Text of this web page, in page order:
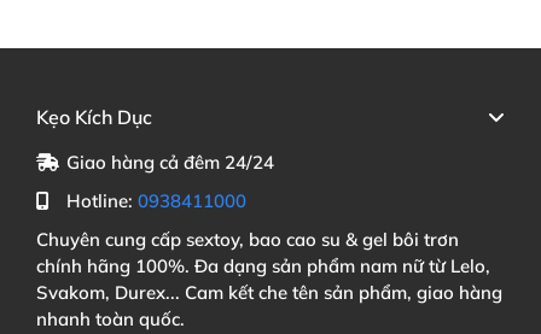
Kẹo Kích Dục
Giao hàng cả đêm 24/24
Hotline: 0938411000
Chuyên cung cấp sextoy, bao cao su & gel bôi trơn
chính hãng 100%. Đa dạng sản phẩm nam nữ từ Lelo,
Svakom, Durex... Cam kết che tên sản phẩm, giao hàng
nhanh toàn quốc.